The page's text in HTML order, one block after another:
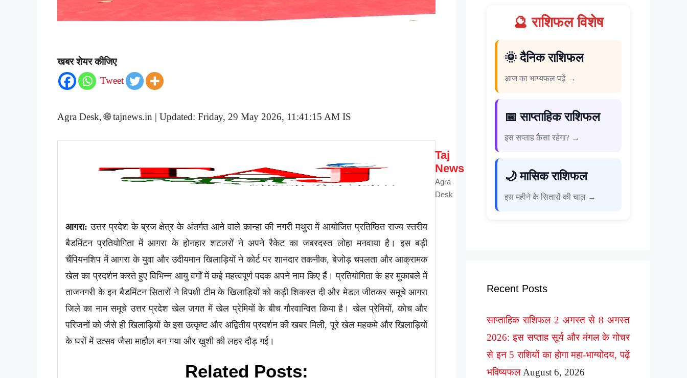
खबर शेयर कीजिए
Tweet
Agra Desk, 🌐 tajnews.in | Updated: Friday, 29 May 2026, 11:41:15 AM IS
Taj
News
Agra
Desk
आगरा: उत्तर प्रदेश के ब्रज क्षेत्र के अंतर्गत आने वाले कान्हा की नगरी मथुरा में आयोजित प्रतिष्ठित राज्य स्तरीय
बैडमिंटन प्रतियोगिता में आगरा के होनहार शटलरों ने अपने रैकेट का जबरदस्त लोहा मनवाया है। इस बड़ी
चैंपियनशिप में आगरा के युवा और उदीयमान खिलाड़ियों ने कोर्ट पर शानदार तकनीक, बेजोड़ चपलता और आक्रामक
खेल का प्रदर्शन करते हुए विभिन्न आयु वर्गों में कई महत्वपूर्ण पदक अपने नाम किए हैं। प्रतियोगिता के हर मुकाबले में
ताजनगरी के इन बैडमिंटन सितारों ने विपक्षी टीम के खिलाड़ियों को कड़ी शिकस्त दी और मेडल जीतकर समूचे आगरा
जिले का नाम समूचे उत्तर प्रदेश खेल जगत में खेल प्रेमियों के बीच गौरवान्वित किया है। खेल प्रेमियों, कोच और
परिजनों को जैसे ही खिलाड़ियों के इस उत्कृष्ट और अद्वितीय प्रदर्शन की खबर मिली, पूरे खेल महकमे और खिलाड़ियों
के घरों में उत्सव जैसा माहौल बन गया और खुशी की लहर दौड़ गई।
Related Posts:
🔮 राशिफल विशेष
🌞 दैनिक राशिफल
आज का भाग्यफल पढ़ें →
📅 साप्ताहिक राशिफल
इस सप्ताह कैसा रहेगा? →
🌙 मासिक राशिफल
इस महीने के सितारों की चाल →
Recent Posts
साप्ताहिक राशिफल 2 अगस्त से 8 अगस्त
2026: इस सप्ताह सूर्य और मंगल के गोचर
से इन 5 राशियों का होगा महा-भाग्योदय, पढ़ें
भविष्यफल August 6, 2026